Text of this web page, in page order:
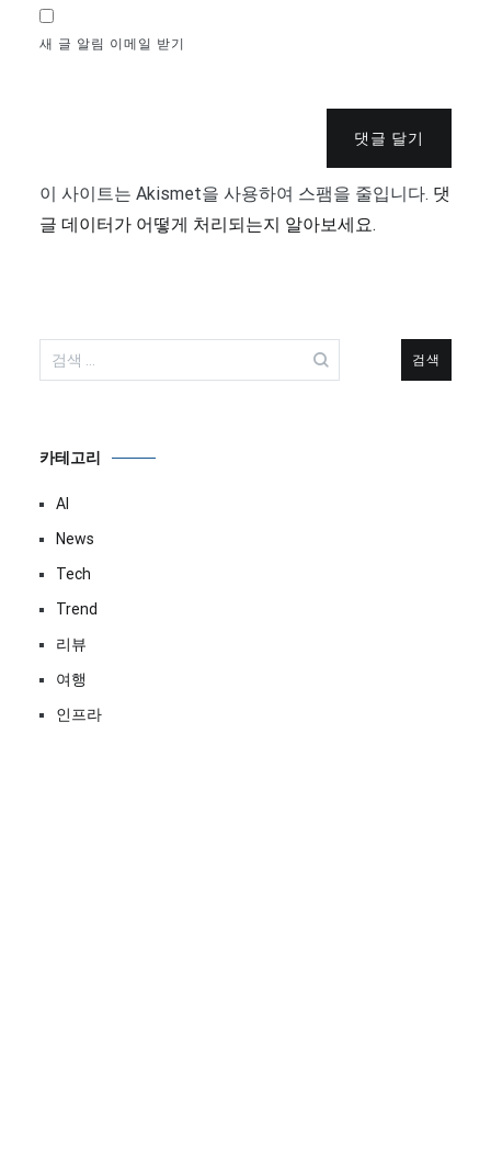
새 글 알림 이메일 받기
댓글 달기
이 사이트는 Akismet을 사용하여 스팸을 줄입니다. 댓
글 데이터가 어떻게 처리되는지 알아보세요.
색:
카테고리
AI
News
Tech
Trend
리뷰
여행
인프라